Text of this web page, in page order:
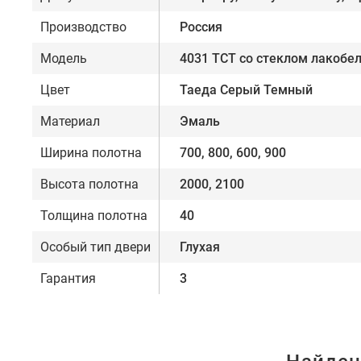
Производство Россия
Модель 4031 ТСТ со стеклом
Цвет Таеда Серый Темный
Материал Эмаль
Ширина полотна 700, 800, 600, 900
Высота полотна 2000, 2100
Толщина полотна 40
Особый тип двери Глухая
Гарантия 3